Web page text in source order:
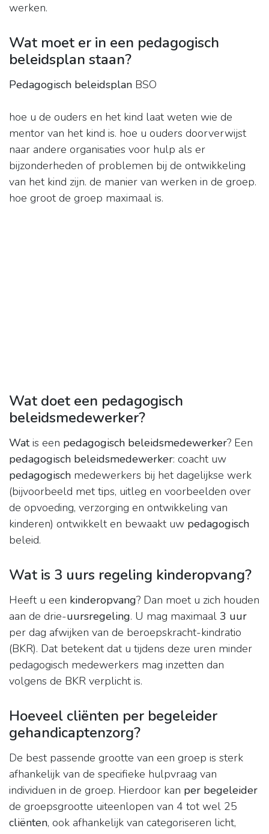
werken.
Wat moet er in een pedagogisch
beleidsplan staan?
Pedagogisch beleidsplan BSO
hoe u de ouders en het kind laat weten wie de
mentor van het kind is. hoe u ouders doorverwijst
naar andere organisaties voor hulp als er
bijzonderheden of problemen bij de ontwikkeling
van het kind zijn. de manier van werken in de groep.
hoe groot de groep maximaal is.
Wat doet een pedagogisch
beleidsmedewerker?
Watis een pedagogisch beleidsmedewerker? Een
pedagogisch beleidsmedewerker: coacht uw
pedagogisch medewerkers bij het dagelijkse werk
(bijvoorbeeld met tips, uitleg en voorbeelden over
de opvoeding, verzorging en ontwikkeling van
kinderen) ontwikkelt en bewaakt uw pedagogisch
beleid.
Wat is 3 uurs regeling kinderopvang?
Heeft u een kinderopvang? Dan moet u zich houden
aan de drie-uursregeling. U mag maximaal 3 uur
per dag afwijken van de beroepskracht-kindratio
(BKR). Dat betekent dat u tijdens deze uren minder
pedagogisch medewerkers mag inzetten dan
volgens de BKR verplicht is.
Hoeveel cliënten per begeleider
gehandicaptenzorg?
De best passende grootte van een groep is sterk
afhankelijk van de specifieke hulpvraag van
individuen in de groep. Hierdoor kan per begeleider
de groepsgrootte uiteenlopen van 4 tot wel 25
cliënten, ook afhankelijk van categoriseren licht,